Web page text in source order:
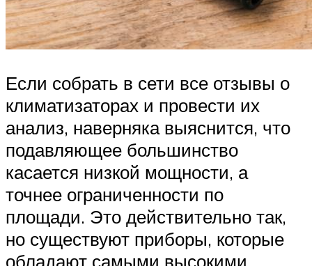
Если собрать в сети все отзывы о
климатизаторах и провести их
анализ, наверняка выяснится, что
подавляющее большинство
касается низкой мощности, а
точнее ограниченности по
площади. Это действительно так,
но существуют приборы, которые
обладают самыми высокими